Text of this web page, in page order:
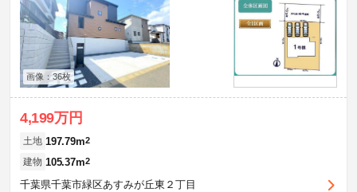
画像：36枚
4,199万円
土地 197.79m2
建物 105.37m2
千葉県千葉市緑区あすみが丘東２丁目